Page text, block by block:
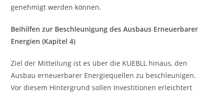
genehmigt werden können.
Beihilfen zur Beschleunigung des Ausbaus Erneuerbarer
Energien (Kapitel 4)
Ziel der Mitteilung ist es über die KUEBLL hinaus, den
Ausbau erneuerbarer Energiequellen zu beschleunigen.
Vor diesem Hintergrund sollen Investitionen erleichtert